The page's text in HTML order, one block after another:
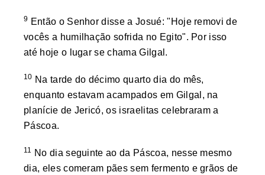
9 Então o Senhor disse a Josué: "Hoje removi de
vocês a humilhação sofrida no Egito". Por isso
até hoje o lugar se chama Gilgal.
10 Na tarde do décimo quarto dia do mês,
enquanto estavam acampados em Gilgal, na
planície de Jericó, os israelitas celebraram a
Páscoa.
11 No dia seguinte ao da Páscoa, nesse mesmo
dia, eles comeram pães sem fermento e grãos de